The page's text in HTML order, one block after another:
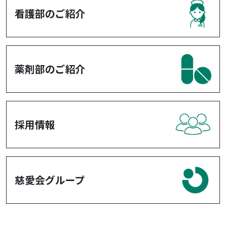
看護部のご紹介
薬剤部のご紹介
採用情報
慈愛会グループ